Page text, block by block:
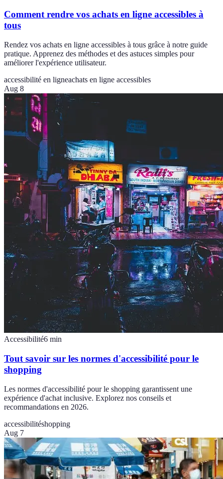
Comment rendre vos achats en ligne accessibles à
tous
Rendez vos achats en ligne accessibles à tous grâce à notre guide
pratique. Apprenez des méthodes et des astuces simples pour
améliorer l'expérience utilisateur.
accessibilité en ligneachats en ligne accessibles
Aug 8
Accessibilité6 min
Tout savoir sur les normes d'accessibilité pour le
shopping
Les normes d'accessibilité pour le shopping garantissent une
expérience d'achat inclusive. Explorez nos conseils et
recommandations en 2026.
accessibilitéshopping
Aug 7